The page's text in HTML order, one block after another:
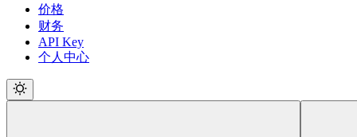
价格
财务
API Key
个人中心